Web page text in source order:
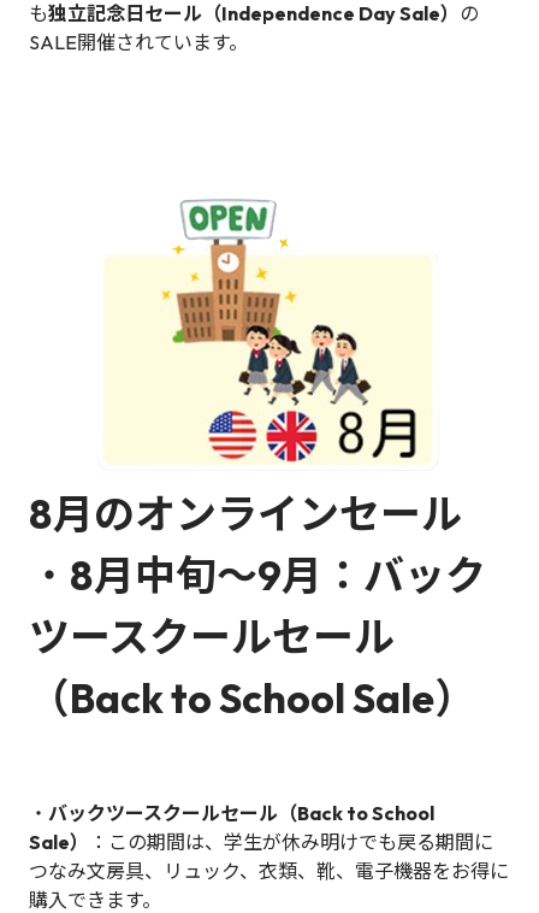
も独立記念日セール（Independence Day Sale） の
SALE開催されています。
8月のオンラインセール
・ 8月中旬～9月：バック
ツースクールセール
（Back to School Sale）
・ バックツースクールセール（Back to School
Sale）
：この期間は、学生が休み明けでも戻る期間に
つなみ文房具、リュック、衣類、靴、電子機器をお得に
購入できます。